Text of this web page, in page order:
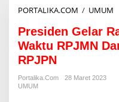
PORTALIKA.COM / UMUM
Presiden Gelar
Waktu RPJMN
RPJPN
Portalika.com
28 Maret 2023
UMUM